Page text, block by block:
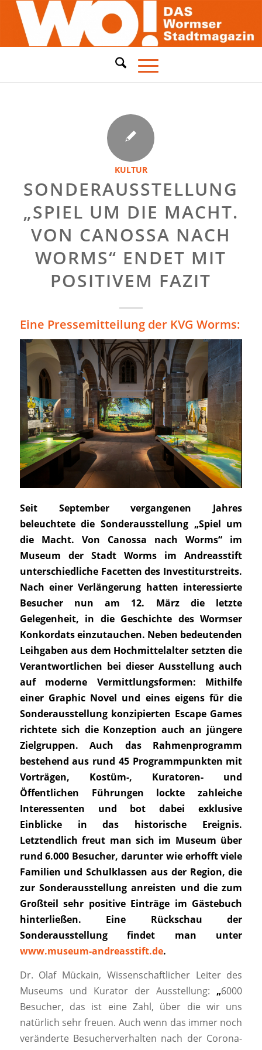
KULTUR
SONDERAUSSTELLUNG
„SPIEL UM DIE MACHT.
VON CANOSSA NACH
WORMS“ ENDET MIT
POSITIVEM FAZIT
Eine Pressemitteilung der KVG Worms:
Seit September vergangenen Jahres
beleuchtete die Sonderausstellung „Spiel um
die Macht. Von Canossa nach Worms“ im
Museum der Stadt Worms im Andreasstift
unterschiedliche Facetten des Investiturstreits.
Nach einer Verlängerung hatten interessierte
Besucher nun am 12. März die letzte
Gelegenheit, in die Geschichte des Wormser
Konkordats einzutauchen. Neben bedeutenden
Leihgaben aus dem Hochmittelalter setzten die
Verantwortlichen bei dieser Ausstellung auch
auf moderne Vermittlungsformen: Mithilfe
einer Graphic Novel und eines eigens für die
Sonderausstellung konzipierten Escape Games
richtete sich die Konzeption auch an jüngere
Zielgruppen. Auch das Rahmenprogramm
bestehend aus rund 45 Programmpunkten mit
Vorträgen, Kostüm-, Kuratoren- und
Öffentlichen Führungen lockte zahleiche
Interessenten und bot dabei exklusive
Einblicke in das historische Ereignis.
Letztendlich freut man sich im Museum über
rund 6.000 Besucher, darunter wie erhofft viele
Familien und Schulklassen aus der Region, die
zur Sonderausstellung anreisten unddie zum
Großteil sehr positive Einträge im Gästebuch
hinterließen. Eine Rückschau der
Sonderausstellung findet man unter
www.museum-andreasstift.de.
Dr. Olaf Mückain, Wissenschaftlicher Leiter des
Museums und Kurator der Ausstellung: „6000
Besucher, das ist eine Zahl, über die wir uns
natürlich sehr freuen. Auch wenn das immer noch
veränderte Besucherverhalten nach der Corona-